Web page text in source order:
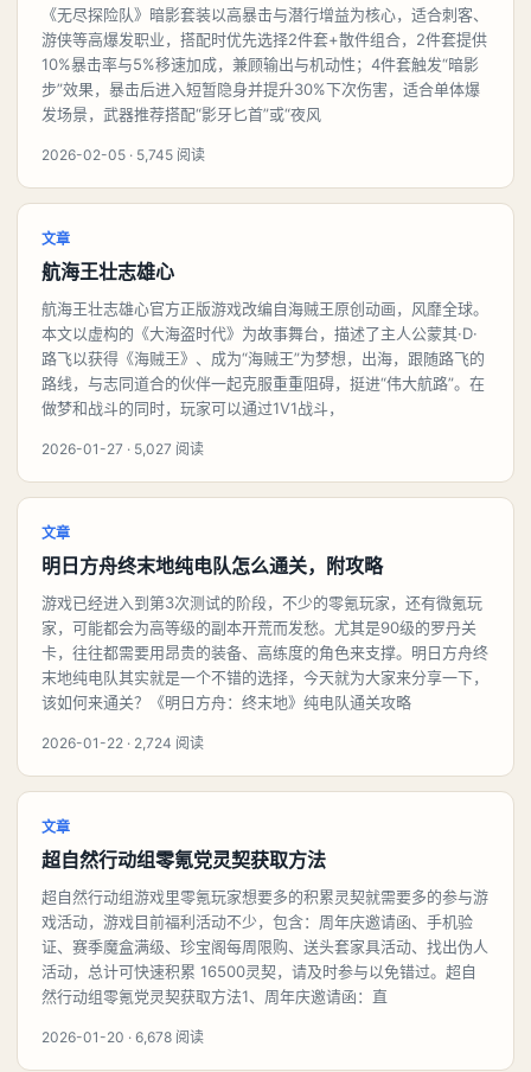
《无尽探险队》暗影套装以高暴击与潜行增益为核心，适合刺客、
游侠等高爆发职业，搭配时优先选择2件套+散件组合，2件套提供
10%暴击率与5%移速加成，兼顾输出与机动性；4件套触发“暗影
步”效果，暴击后进入短暂隐身并提升30%下次伤害，适合单体爆
发场景，武器推荐搭配“影牙匕首”或“夜风
2026-02-05 · 5,745 阅读
文章
航海王壮志雄心
航海王壮志雄心官方正版游戏改编自海贼王原创动画，风靡全球。
本文以虚构的《大海盗时代》为故事舞台，描述了主人公蒙其·D·
路飞以获得《海贼王》、成为“海贼王”为梦想，出海，跟随路飞的
路线，与志同道合的伙伴一起克服重重阻碍，挺进“伟大航路”。在
做梦和战斗的同时，玩家可以通过1V1战斗，
2026-01-27 · 5,027 阅读
文章
明日方舟终末地纯电队怎么通关，附攻略
游戏已经进入到第3次测试的阶段，不少的零氪玩家，还有微氪玩
家，可能都会为高等级的副本开荒而发愁。尤其是90级的罗丹关
卡，往往都需要用昂贵的装备、高练度的角色来支撑。明日方舟终
末地纯电队其实就是一个不错的选择，今天就为大家来分享一下，
该如何来通关？《明日方舟：终末地》纯电队通关攻略
2026-01-22 · 2,724 阅读
文章
超自然行动组零氪党灵契获取方法
超自然行动组游戏里零氪玩家想要多的积累灵契就需要多的参与游
戏活动，游戏目前福利活动不少，包含：周年庆邀请函、手机验
证、赛季魔盒满级、珍宝阁每周限购、送头套家具活动、找出伪人
活动，总计可快速积累 16500灵契，请及时参与以免错过。超自
然行动组零氪党灵契获取方法1、周年庆邀请函：直
2026-01-20 · 6,678 阅读